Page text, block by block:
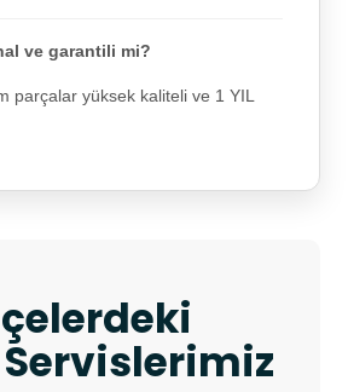
ve garantili mi?
parçalar yüksek kaliteli ve 1 YIL